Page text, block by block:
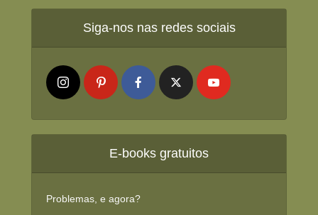
Siga-nos nas redes sociais
E-books gratuitos
Problemas, e agora?